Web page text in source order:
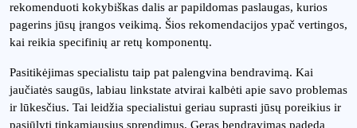
rekomenduoti kokybiškas dalis ar papildomas paslaugas, kurios
pagerins jūsų įrangos veikimą. Šios rekomendacijos ypač vertingos,
kai reikia specifinių ar retų komponentų.
Pasitikėjimas specialistu taip pat palengvina bendravimą. Kai
jaučiatės saugūs, labiau linkstate atvirai kalbėti apie savo problemas
ir lūkesčius. Tai leidžia specialistui geriau suprasti jūsų poreikius ir
pasiūlyti tinkamiausius sprendimus. Geras bendravimas padeda